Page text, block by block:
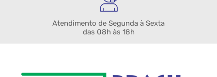
Atendimento de Segunda à Sexta
das 08h às 18h